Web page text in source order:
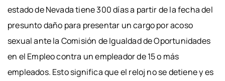
estado de Nevada tiene 300 días a partir de la fecha del
presunto daño para presentar un cargo por acoso
sexual ante la Comisión de Igualdad de Oportunidades
en el Empleo contra un empleador de 15 o más
empleados. Esto significa que el reloj no se detiene y es